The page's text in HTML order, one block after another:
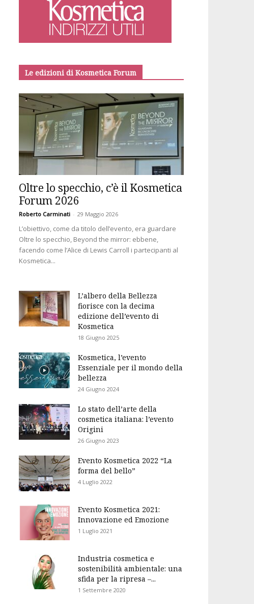
Le edizioni di Kosmetica Forum
Oltre lo specchio, c’è il Kosmetica
Forum 2026
Roberto Carminati - 29 Maggio 2026
L’obiettivo, come da titolo dell’evento, era guardare
Oltre lo specchio, Beyond the mirror: ebbene,
facendo come l’Alice di Lewis Carroll i partecipanti al
Kosmetica...
L’albero della Bellezza
fiorisce con la decima
edizione dell’evento di
Kosmetica
18 Giugno 2025
Kosmetica, l’evento
Essenziale per il mondo della
bellezza
24 Giugno 2024
Lo stato dell’arte della
cosmetica italiana: l’evento
Origini
26 Giugno 2023
Evento Kosmetica 2022 “La
forma del bello”
4 Luglio 2022
Evento Kosmetica 2021:
Innovazione ed Emozione
1 Luglio 2021
Industria cosmetica e
sostenibilità ambientale: una
sfida per la ripresa –...
1 Settembre 2020